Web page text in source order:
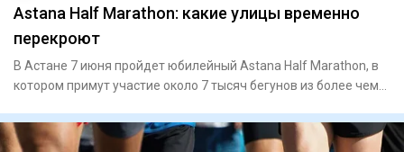
Astana Half Marathon: какие улицы временно
перекроют
В Астане 7 июня пройдет юбилейный Astana Half Marathon, в
котором примут участие около 7 тысяч бегунов из более чем